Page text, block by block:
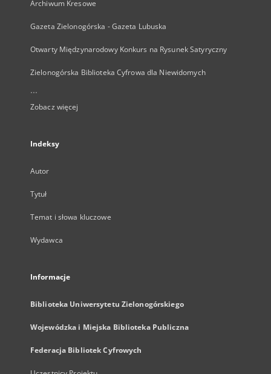
Archiwum Kresowe
Gazeta Zielonogórska - Gazeta Lubuska
Otwarty Międzynarodowy Konkurs na Rysunek Satyryczny
Zielonogórska Biblioteka Cyfrowa dla Niewidomych
...
Zobacz więcej
Indeksy
Autor
Tytuł
Temat i słowa kluczowe
Wydawca
Informacje
Biblioteka Uniwersytetu Zielonogórskiego
Wojewódzka i Miejska Biblioteka Publiczna
Federacja Bibliotek Cyfrowych